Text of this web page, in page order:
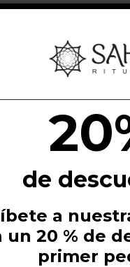
Rituals SL
Palau-solità i
98 37 29
de
a
un 20 % de
primer